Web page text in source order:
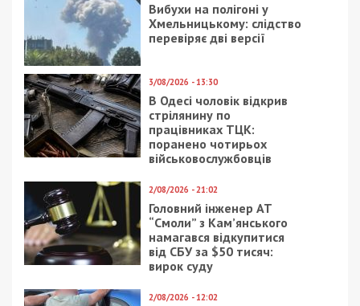
Вибухи на полігоні у
Хмельницькому: слідство
перевіряє дві версії
3/08/2026 - 13:30
В Одесі чоловік відкрив
стрілянину по
працівниках ТЦК:
поранено чотирьох
військовослужбовців
2/08/2026 - 21:02
Головний інженер АТ
“Смоли” з Кам’янського
намагався відкупитися
від СБУ за $50 тисяч:
вирок суду
2/08/2026 - 12:02